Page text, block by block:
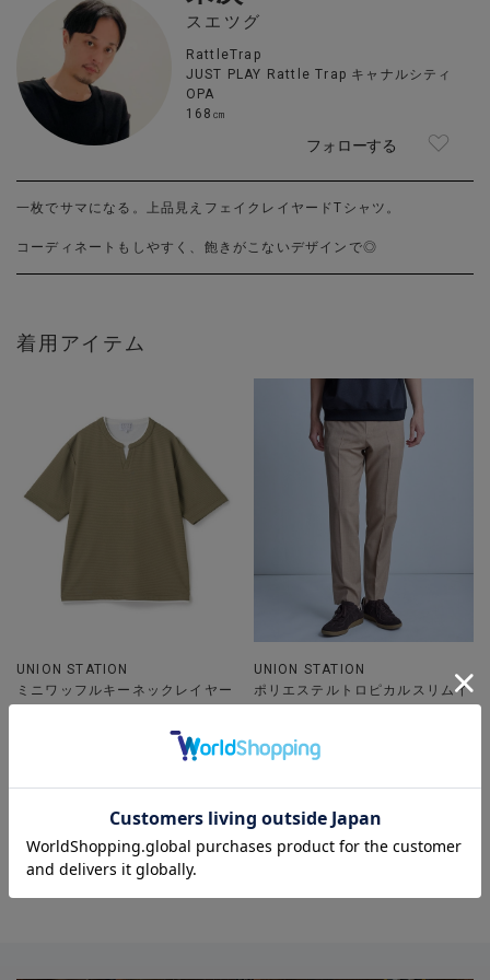
スエツグ
RattleTrap
JUST PLAY Rattle Trap キャナルシティ
OPA
168㎝
フォローする
一枚でサマになる。上品見えフェイクレイヤードTシャツ。
コーディネートもしやすく、飽きがこないデザインで◎
着用アイテム
UNION STATION
ミニワッフルキーネックレイヤー
着用カラー カーキ 着用サイ
UNION STATION
ポリエステルトロピカルスリムイ
ズ S
20代 30代 40代 50代
パンツ
半袖カットソー
カットソー スラックス